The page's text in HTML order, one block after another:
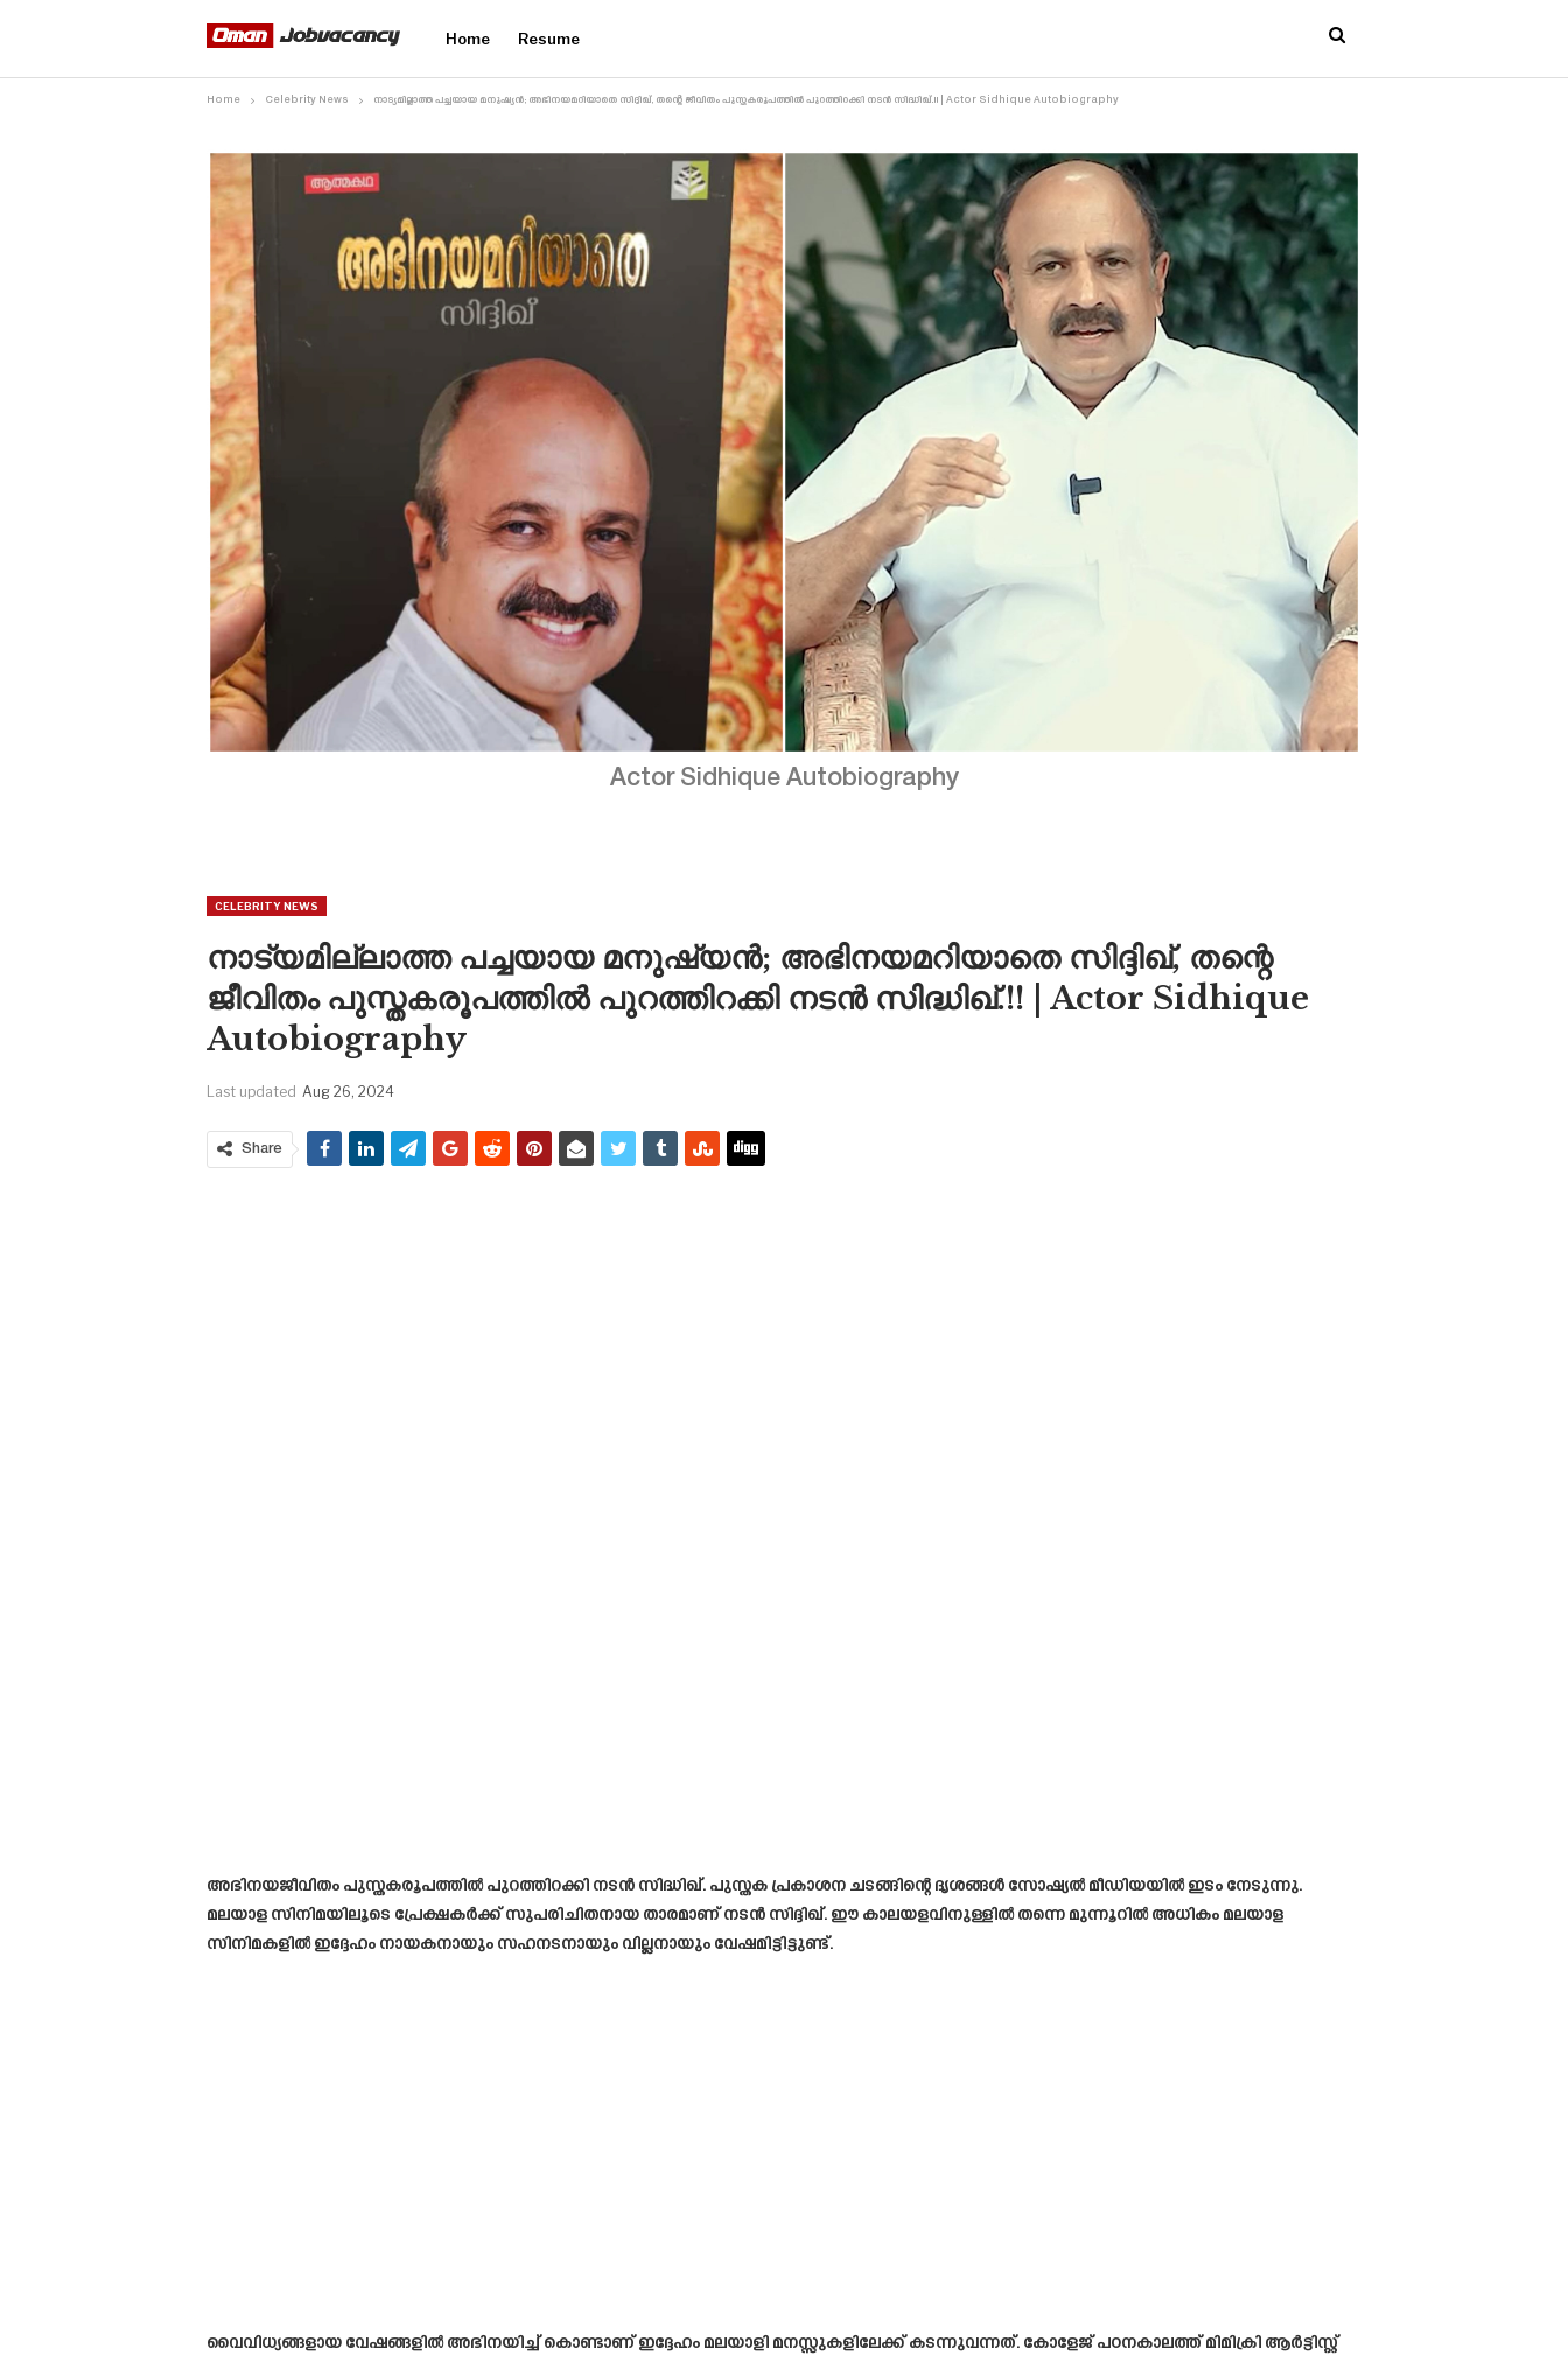
Home Resume
Home Celebrity News നാട്യമില്ലാത്ത പച്ചയായ മനുഷ്യൻ; അഭിനയമറിയാതെ സിദ്ദിഖ്, തന്റെ ജീവിതം പുസ്തകരൂപത്തിൽ പുറത്തിറക്കി നടൻ സിദ്ധിഖ്.!! | Actor Sidhique Autobiography
Actor Sidhique Autobiography
CELEBRITY NEWS
നാട്യമില്ലാത്ത പച്ചയായ മനുഷ്യൻ; അഭിനയമറിയാതെ സിദ്ദിഖ്, തന്റെ
ജീവിതം പുസ്തകരൂപത്തിൽ പുറത്തിറക്കി നടൻ സിദ്ധിഖ്.!! | Actor Sidhique
Autobiography
Last updated Aug 26, 2024
Share
അഭിനയജീവിതം പുസ്തകരൂപത്തിൽ പുറത്തിറക്കി നടൻ സിദ്ധിഖ്. പുസ്തക പ്രകാശന ചടങ്ങിന്റെ ദൃശങ്ങൾ സോഷ്യൽ മീഡിയയിൽ ഇടം നേടുന്നു.
മലയാള സിനിമയിലൂടെ പ്രേക്ഷകർക്ക് സുപരിചിതനായ താരമാണ് നടൻ സിദ്ദിഖ്. ഈ കാലയളവിനുള്ളിൽ തന്നെ മുന്നൂറിൽ അധികം മലയാള
സിനിമകളിൽ ഇദ്ദേഹം നായകനായും സഹനടനായും വില്ലനായും വേഷമിട്ടിട്ടുണ്ട്.
വൈവിധ്യങ്ങളായ വേഷങ്ങളിൽ അഭിനയിച്ച് കൊണ്ടാണ് ഇദ്ദേഹം മലയാളി മനസ്സുകളിലേക്ക് കടന്നുവന്നത്. കോളേജ് പഠനകാലത്ത് മിമിക്രി ആർട്ടിസ്റ്റ്